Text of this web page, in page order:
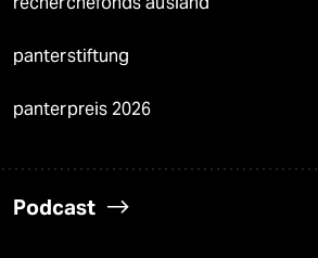
panterstiftung
panterpreis 2026
Podcast